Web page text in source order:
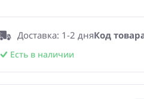
Доставка: 1-2 дняКод
Есть в наличии